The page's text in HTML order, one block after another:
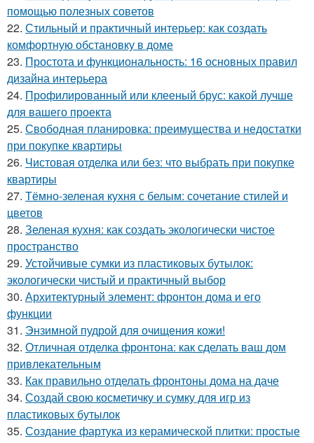
помощью полезных советов
22. Стильный и практичный интерьер: как создать
комфортную обстановку в доме
23. Простота и функциональность: 16 основных правил
дизайна интерьера
24. Профилированный или клееный брус: какой лучше
для вашего проекта
25. Свободная планировка: преимущества и недостатки
при покупке квартиры
26. Чистовая отделка или без: что выбрать при покупке
квартиры
27. Тёмно-зеленая кухня с белым: сочетание стилей и
цветов
28. Зеленая кухня: как создать экологически чистое
пространство
29. Устойчивые сумки из пластиковых бутылок:
экологически чистый и практичный выбор
30. Архитектурный элемент: фронтон дома и его
функции
31. Энзимной пудрой для очищения кожи!
32. Отличная отделка фронтона: как сделать ваш дом
привлекательным
33. Как правильно отделать фронтоны дома на даче
34. Создай свою косметичку и сумку для игр из
пластиковых бутылок
35. Создание фартука из керамической плитки: простые